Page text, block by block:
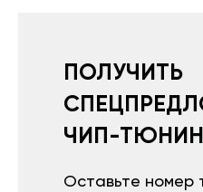
ПОЛУЧИТЬ
ЧИП-
Оставьте номер